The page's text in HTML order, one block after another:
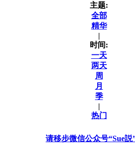
主题:
全部
精华
|
时间:
一天
两天
周
月
季
|
热门
请移步微信公众号“Sue説